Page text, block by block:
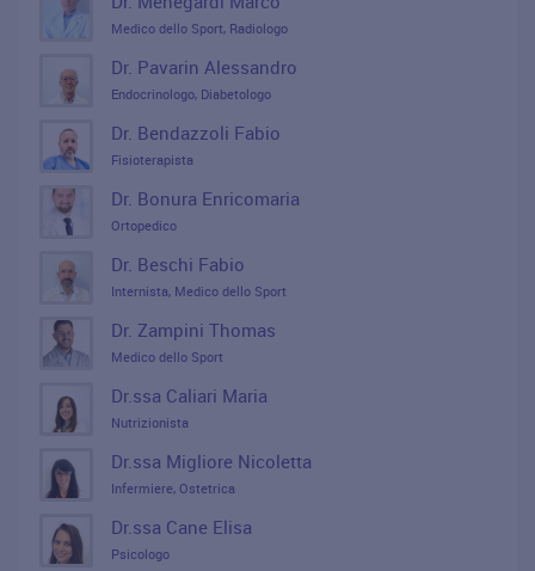
Medico dello Sport, Radiologo
Dr. Pavarin Alessandro
Endocrinologo, Diabetologo
Dr. Bendazzoli Fabio
Fisioterapista
Dr. Bonura Enricomaria
Ortopedico
Dr. Beschi Fabio
Internista, Medico dello Sport
Dr. Zampini Thomas
Medico dello Sport
Dr.ssa Caliari Maria
Nutrizionista
Dr.ssa Migliore Nicoletta
Infermiere, Ostetrica
Dr.ssa Cane Elisa
Psicologo